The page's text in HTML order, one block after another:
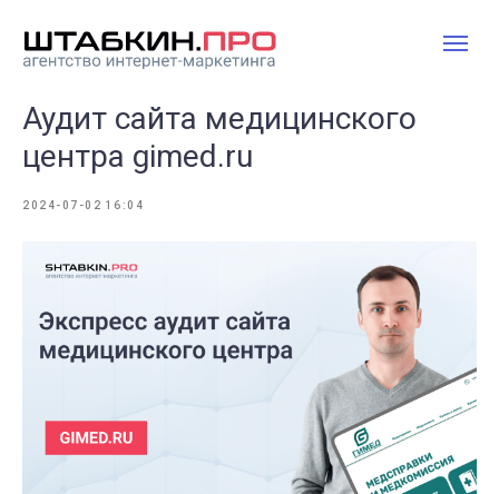
Аудит сайта медицинского
центра gimed.ru
2024-07-02 16:04